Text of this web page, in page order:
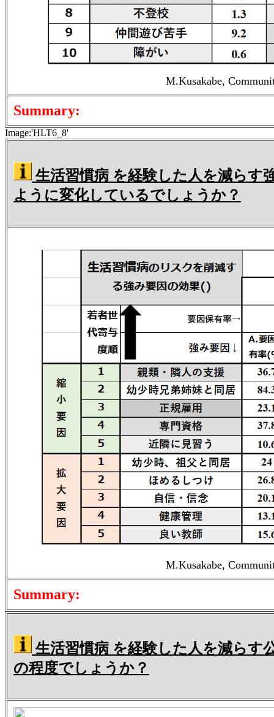
M.Kusakabe,
Summary:
Image:'HLT6_8'
生活習慣病 を経験した人を減らす
ように変化しているでしょうか？
M.Kusakabe,
Summary:
生活習慣病 を経験した人を減らす
の程度でしょうか？